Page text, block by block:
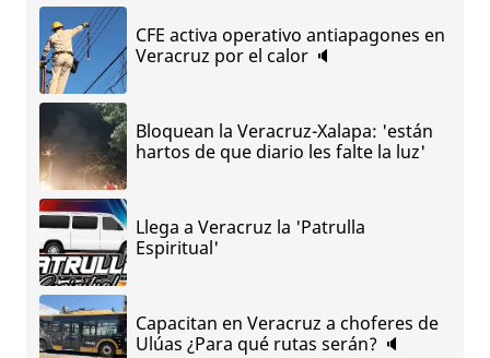
CFE activa operativo antiapagones en
Veracruz por el calor 🔈
Bloquean la Veracruz-Xalapa: 'están
hartos de que diario les falte la luz'
Llega a Veracruz la 'Patrulla
Espiritual'
Capacitan en Veracruz a choferes de
Ulúas ¿Para qué rutas serán? 🔈